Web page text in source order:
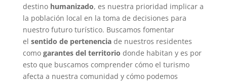
destino humanizado, es nuestra prioridad implicar a
la población local en la toma de decisiones para
nuestro futuro turístico. Buscamos fomentar
el sentido de pertenenciade nuestros residentes
como garantes del territorio donde habitan y es por
esto que buscamos comprender cómo el turismo
afecta a nuestra comunidad y cómo podemos